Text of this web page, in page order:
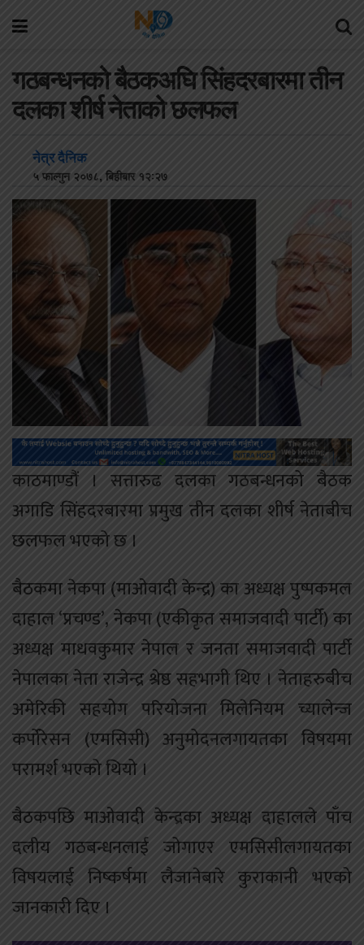
गठबन्धनको बैठकअघि सिंहदरबारमा तीन
दलका शीर्ष नेताको छलफल
नेत्र दैनिक
५ फाल्गुन २०७८, बिहीबार १२:२७
काठमाण्डौं । सत्तारुढ दलका गठबन्धनको बैठक
अगाडि सिंहदरबारमा प्रमुख तीन दलका शीर्ष नेताबीच
छलफल भएको छ ।
बैठकमा नेकपा (माओवादी केन्द्र) का अध्यक्ष पुष्पकमल
दाहाल ‘प्रचण्ड’, नेकपा (एकीकृत समाजवादी पार्टी) का
अध्यक्ष माधवकुमार नेपाल र जनता समाजवादी पार्टी
नेपालका नेता राजेन्द्र श्रेष्ठ सहभागी थिए । नेताहरुबीच
अमेरिकी सहयोग परियोजना मिलेनियम च्यालेन्ज
कर्पोरेसन (एमसिसी) अनुमोदनलगायतका विषयमा
परामर्श भएको थियो ।
बैठकपछि माओवादी केन्द्रका अध्यक्ष दाहालले पाँच
दलीय गठबन्धनलाई जोगाएर एमसिसीलगायतका
विषयलाई निष्कर्षमा लैजानेबारे कुराकानी भएको
जानकारी दिए ।